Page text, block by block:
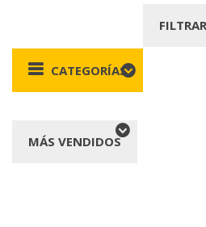
CATEGORÍAS
MÁS VENDIDOS